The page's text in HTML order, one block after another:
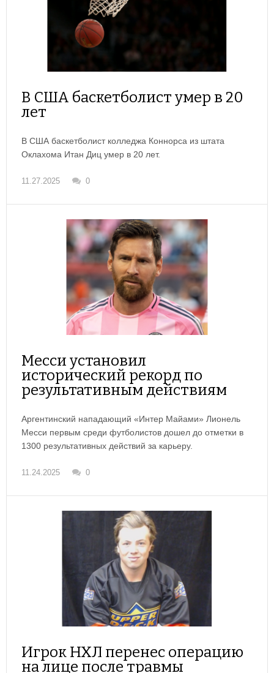
В США баскетболист умер в 20
лет
В США баскетболист колледжа Коннорса из штата
Оклахома Итан Диц умер в 20 лет.
11.27.2025 0
Месси установил
исторический рекорд по
результативным действиям
Аргентинский нападающий «Интер Майами» Лионель
Месси первым среди футболистов дошел до отметки в
1300 результативных действий за карьеру.
11.24.2025 0
Игрок НХЛ перенес операцию
на лице после травмы